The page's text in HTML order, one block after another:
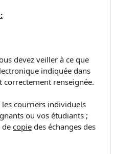
devez veiller à ce que
indiquée dans
correctement renseignée.
les courriers individuels
ou vos étudiants ;
de copie des échanges des